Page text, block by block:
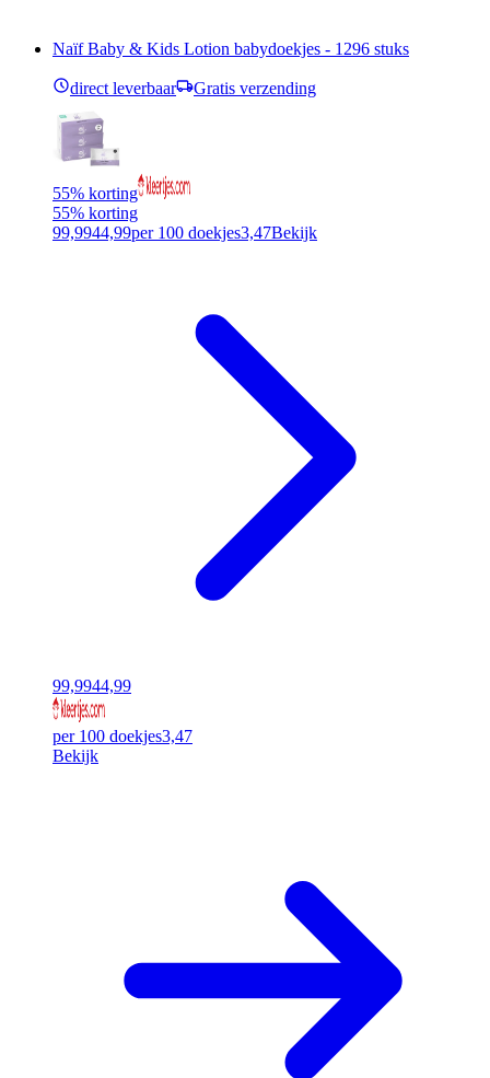
Naïf Baby & Kids Lotion babydoekjes - 1296 stuks
direct leverbaar Gratis verzending
55% korting
55% korting
99,9944,99per 100 doekjes3,47Bekijk
99,9944,99
per 100 doekjes3,47
Bekijk